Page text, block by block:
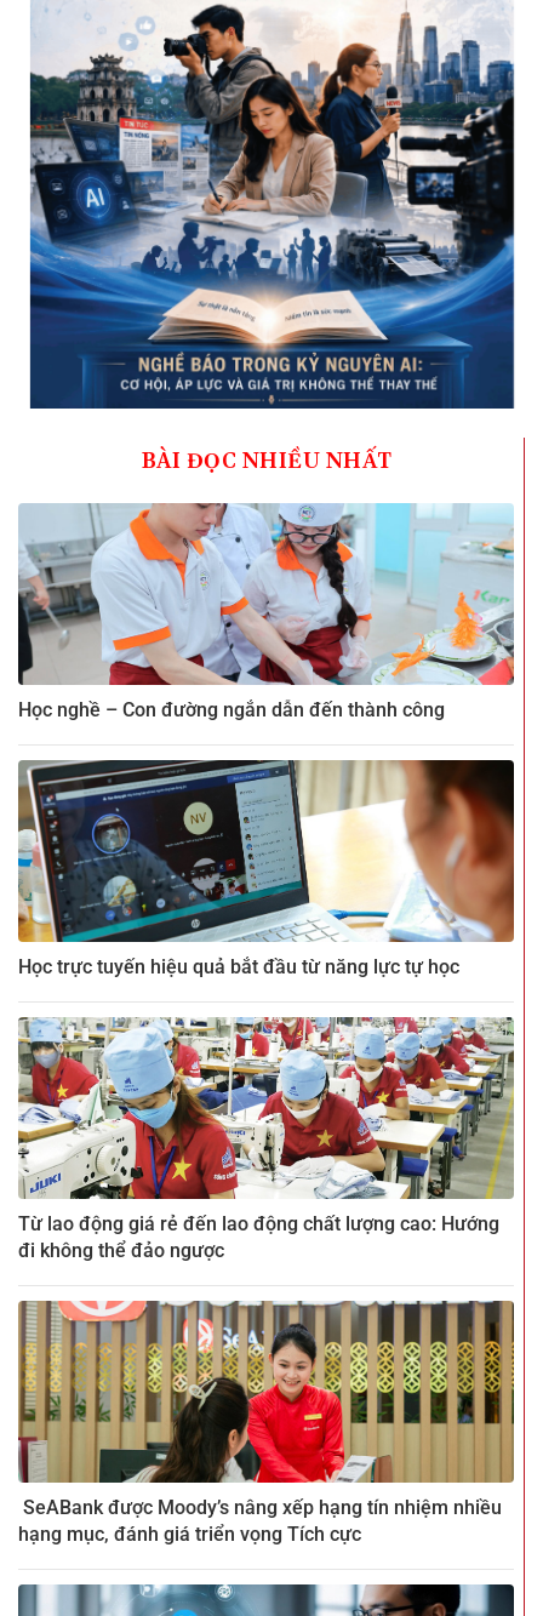
BÀI ĐỌC NHIỀU NHẤT
Học nghề – Con đường ngắn dẫn đến thành công
Học trực tuyến hiệu quả bắt đầu từ năng lực tự học
Từ lao động giá rẻ đến lao động chất lượng cao: Hướng
đi không thể đảo ngược
SeABank được Moody’s nâng xếp hạng tín nhiệm nhiều
hạng mục, đánh giá triển vọng Tích cực